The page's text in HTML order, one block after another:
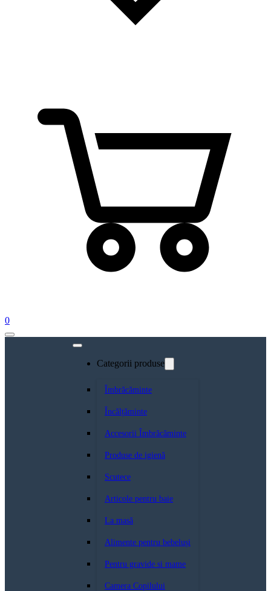
0
Categorii produse
Îmbrăcăminte
Încălțăminte
Accesorii Îmbrăcăminte
Produse de igienă
Scutece
Articole pentru baie
La masă
Alimente pentru bebeluși
Pentru gravide si mame
Camera Copilului